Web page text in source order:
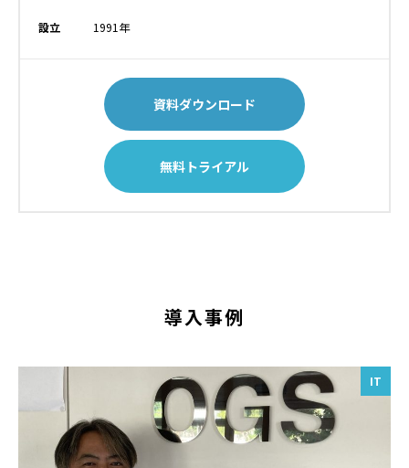
設立 1991年
資料ダウンロード
無料トライアル
導入事例
IT